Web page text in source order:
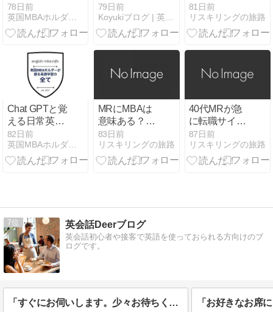
話 Mac mini と
MacBook Air
を使った「実
ルチモニター
環境」
78日前
英国MBAホルダーが語る英語学習のすべて
語で違う単語
一覧｜1階・
秋・色など日
79日前
Koyukiブログ | 英語の自然な表現とノマド暮らし
すのは遅いの
か？将来不安
と学び直しの
81日前
リスキリングの旅路
Chat GPTと覚
える日常英会
話 [Advanced
Window
Renovation]
82日前
英国MBAホルダーが語る英語学習のすべて
MRにMBAは
意味ある？国
内MBAで本社
職を目指す30
代・40代MR
83日前
リスキリングの旅路
40代MRが急
に転職サイト
を見始める夜
｜現役MRだ
けが知ってい
87日前
リスキリングの旅路
7 英会話Deerブログ
英会話初心者や接客で英語を使っておられる方向けのブ
ログです。
「すぐにお伺いします。少々お待ちください」は英語で？ 「お好きなお席